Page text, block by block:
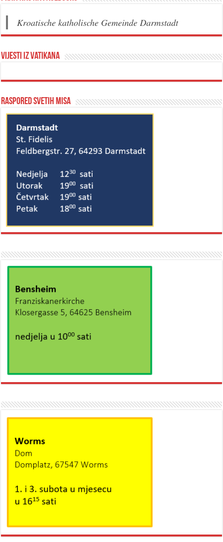
Kroatische katholische Gemeinde Darmstadt
Vijesti iz Vatikana
Raspored svetih misa